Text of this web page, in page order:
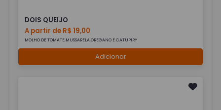
DOIS QUEIJO
A partir de R$ 19,00
MOLHO DE TOMATE,MUSSARELA,OREGANO E CATUPIRY
Adicionar